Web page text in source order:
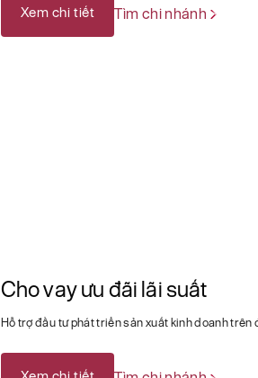
Xem chi tiết Tìm chi nhánh
Cho vay ưu đãi lãi suất
Hỗ trợ đầu tư phát triển sản xuất kinh doanh trên